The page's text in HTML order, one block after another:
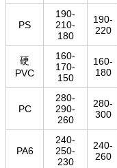
PS
190-
210-
180
190-
220
硬
PVC
160-
170-
150
160-
180
PC
280-
290-
260
280-
300
PA6
240-
250-
230
240-
260